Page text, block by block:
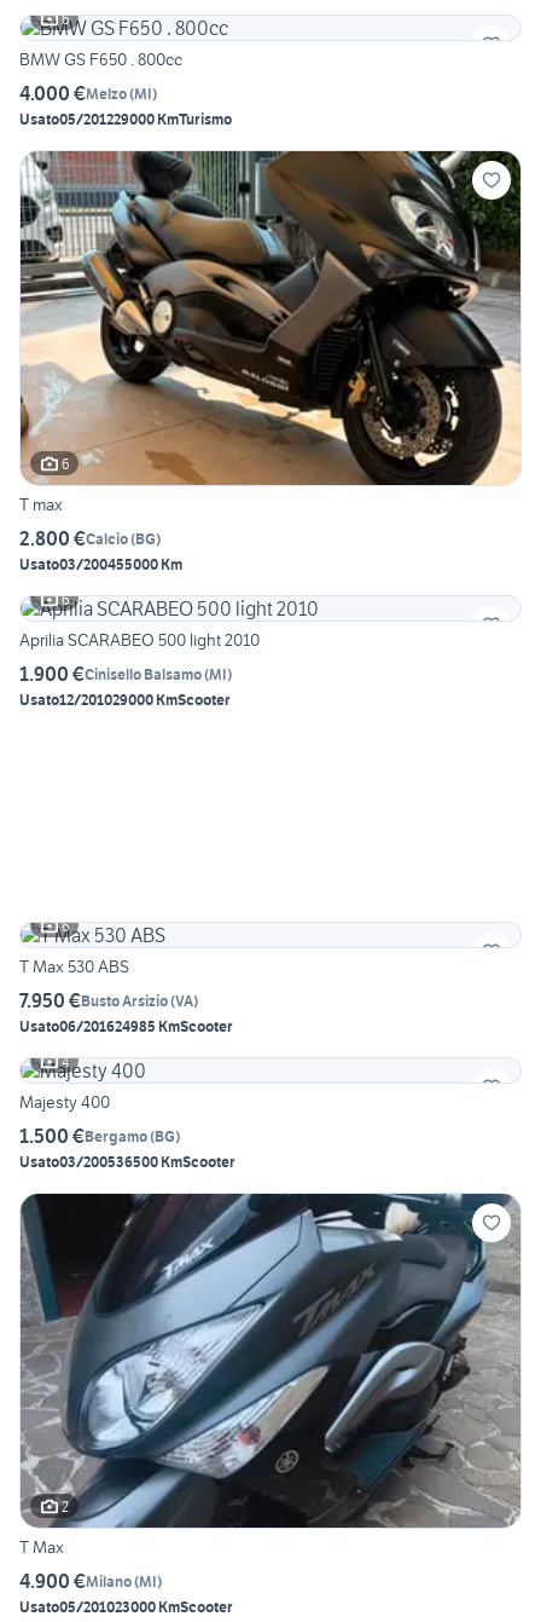
6
BMW GS F650 . 800cc
4.000 €Melzo(MI)
Usato05/201229000 KmTurismo
6
T max
2.800 €Calcio(BG)
Usato03/200455000 Km
6
Aprilia SCARABEO 500 light 2010
1.900 €Cinisello Balsamo(MI)
Usato12/201029000 KmScooter
6
T Max 530 ABS
7.950 €Busto Arsizio(VA)
Usato06/201624985 KmScooter
4
Majesty 400
1.500 €Bergamo(BG)
Usato03/200536500 KmScooter
2
T Max
4.900 €Milano(MI)
Usato05/201023000 KmScooter